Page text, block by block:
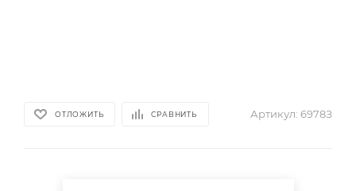
ОТЛОЖИТЬ СРАВНИТЬ Артикул: 6978З